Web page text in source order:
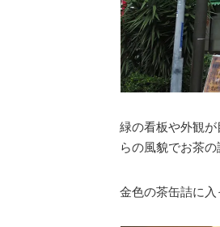
緑の看板や外観
らの風貌でお茶
金色の茶缶詰に入